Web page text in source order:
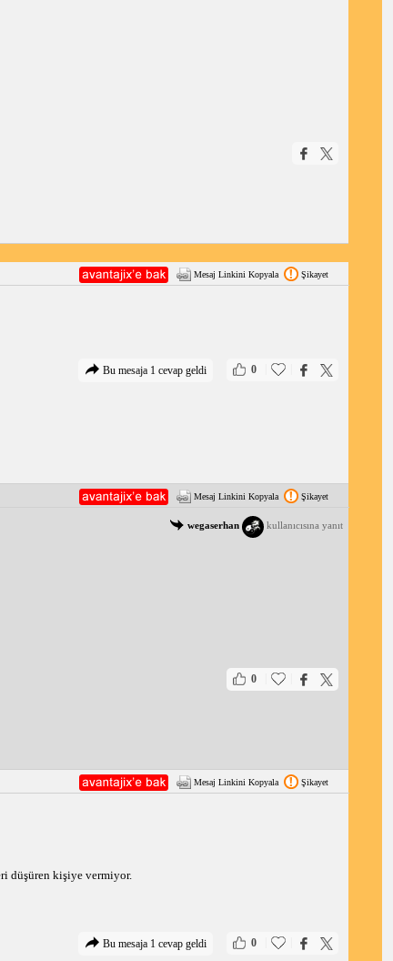
Mesaj Linkini Kopyala Şikayet
0
Bu mesaja 1 cevap geldi
Mesaj Linkini Kopyala Şikayet
wegaserhan kullanıcısına yanıt
0
Mesaj Linkini Kopyala Şikayet
düşüren kişiye vermiyor.
0
Bu mesaja 1 cevap geldi